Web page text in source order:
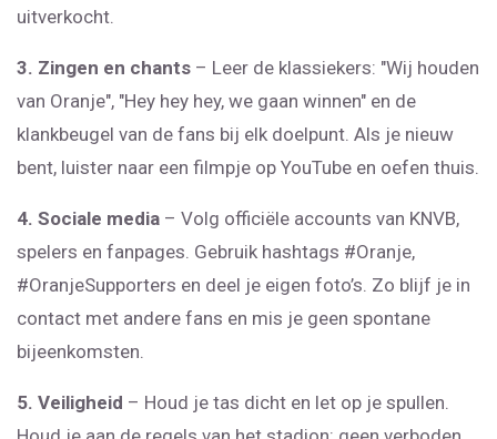
uitverkocht.
3. Zingen en chants – Leer de klassiekers: "Wij houden
van Oranje", "Hey hey hey, we gaan winnen" en de
klankbeugel van de fans bij elk doelpunt. Als je nieuw
bent, luister naar een filmpje op YouTube en oefen thuis.
4. Sociale media – Volg officiële accounts van KNVB,
spelers en fanpages. Gebruik hashtags #Oranje,
#OranjeSupporters en deel je eigen foto’s. Zo blijf je in
contact met andere fans en mis je geen spontane
bijeenkomsten.
5. Veiligheid – Houd je tas dicht en let op je spullen.